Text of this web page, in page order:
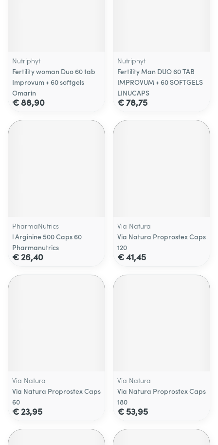
Nutriphyt
Fertility woman Duo 60 tab
Improvum + 60 softgels
Omarin
€ 88,90
Nutriphyt
Fertility Man DUO 60 TAB
IMPROVUM + 60 SOFTGELS
LINUCAPS
€ 78,75
PharmaNutrics
l Arginine 500 Caps 60
Pharmanutrics
€ 26,40
Via Natura
Via Natura Proprostex Caps
120
€ 41,45
Via Natura
Via Natura Proprostex Caps
60
€ 23,95
Via Natura
Via Natura Proprostex Caps
180
€ 53,95